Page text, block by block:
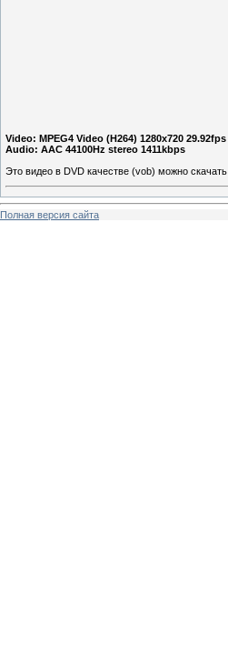
Video: MPEG4 Video (H264) 1280x720 29.92fps
Audio: AAC 44100Hz stereo 1411kbps
Это видео в DVD качестве (vob) можно скачать
Полная версия сайта